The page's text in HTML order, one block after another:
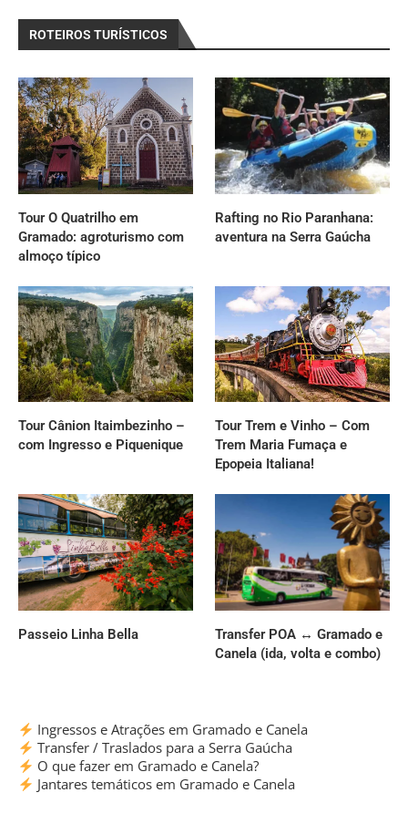
ROTEIROS TURÍSTICOS
Tour O Quatrilho em
Gramado: agroturismo com
almoço típico
Rafting no Rio Paranhana:
aventura na Serra Gaúcha
Tour Cânion Itaimbezinho –
com Ingresso e Piquenique
Tour Trem e Vinho – Com
Trem Maria Fumaça e
Epopeia Italiana!
Passeio Linha Bella
Transfer POA ↔ Gramado e
Canela (ida, volta e combo)
Ingressos e Atrações em Gramado e Canela
Transfer / Traslados para a Serra Gaúcha
O que fazer em Gramado e Canela?
Jantares temáticos em Gramado e Canela